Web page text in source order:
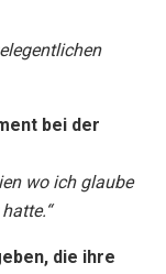
bei der
wo ich glaube
die ihre